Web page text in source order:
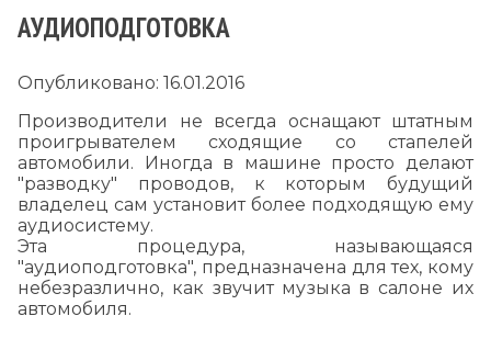
АУДИОПОДГОТОВКА
Опубликовано: 16.01.2016
Производители не всегда оснащают штатным
проигрывателем сходящие со стапелей
автомобили. Иногда в машине просто делают
"разводку" проводов, к которым будущий
владелец сам установит более подходящую ему
аудиосистему.
Эта процедура, называющаяся
"аудиоподготовка", предназначена для тех, кому
небезразлично, как звучит музыка в салоне их
автомобиля.